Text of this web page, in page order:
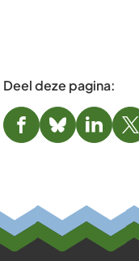
Deel deze pagina:
(Verwijst
externe
website)
(Verwijst
externe
website)
externe